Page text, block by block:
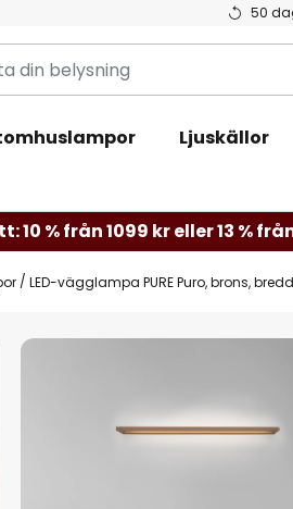
50
Ljuskällor
10 % från 1099 kr eller 13 %
LED-vägglampa PURE Puro, brons,